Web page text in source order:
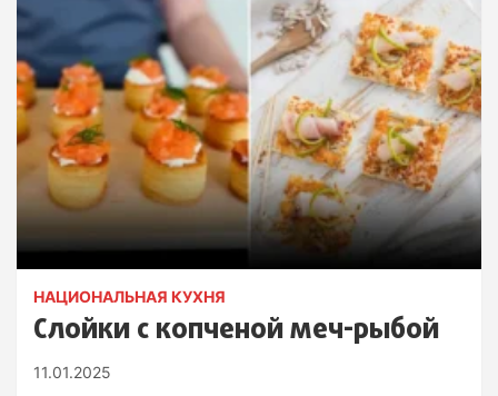
НАЦИОНАЛЬНАЯ КУХНЯ
Слойки с копченой меч-рыбой
11.01.2025